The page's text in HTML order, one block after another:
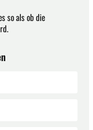
so als ob die